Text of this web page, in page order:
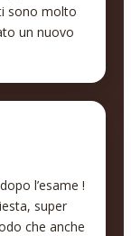
sono molto
un nuovo
l’esame !
super
che anche